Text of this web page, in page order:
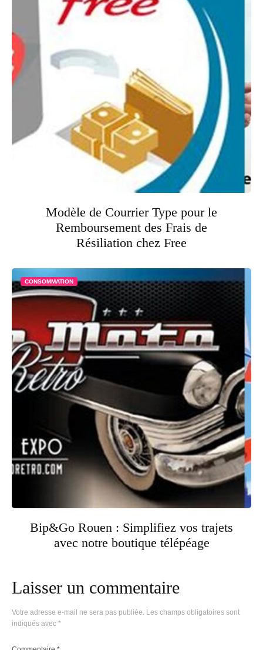
Modèle de Courrier Type pour le
Remboursement des Frais de
Résiliation chez Free
CONSOMMATION
Bip&Go Rouen : Simplifiez vos trajets
avec notre boutique télépéage
Laisser un commentaire
Votre adresse e-mail ne sera pas publiée. Les champs obligatoires sont
indiqués avec *